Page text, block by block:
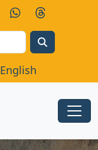
English